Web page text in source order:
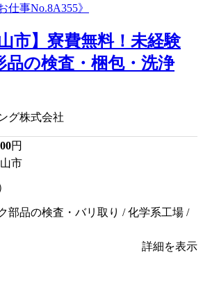
市】寮費無料！未経験
品の検査・梱包・洗浄
グ株式会社
円
市
部品の検査・バリ取り / 化学系工場 /
詳細を表示